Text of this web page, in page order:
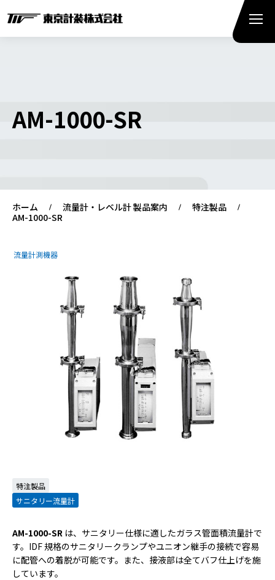
AM-1000-SR
ホーム 流量計・レベル計 製品案内
特注製品
AM-1000-SR
流量計測機器
特注製品
サニタリー流量計
AM-1000-SR は、サニタリー仕様に適したガラス管面積流量計で
す。IDF 規格のサニタリークランプやユニオン継手の接続で容易
に配管への着脱が可能です。また、接液部は全てバフ仕上げを施
しています。